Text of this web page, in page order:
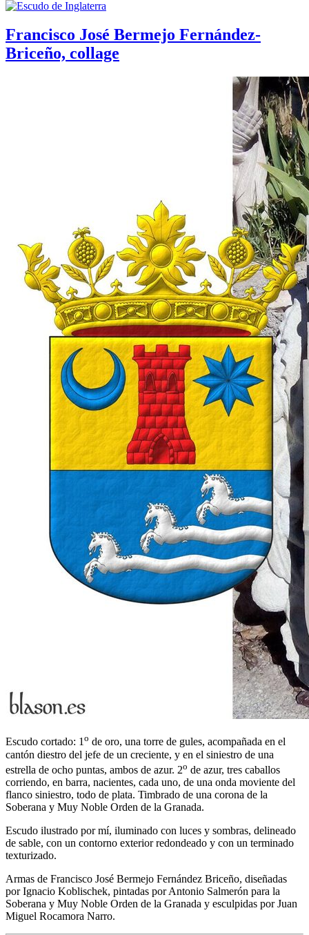
Francisco José Bermejo Fernández-
Briceño, collage
Escudo cortado: 1o de oro, una torre de gules, acompañada en el
cantón diestro del jefe de un creciente, y en el siniestro de una
estrella de ocho puntas, ambos de azur. 2o de azur, tres caballos
corriendo, en barra, nacientes, cada uno, de una onda moviente del
flanco siniestro, todo de plata. Timbrado de una corona de la
Soberana y Muy Noble Orden de la Granada.
Escudo ilustrado por mí, iluminado con luces y sombras, delineado
de sable, con un contorno exterior redondeado y con un terminado
texturizado.
Armas de Francisco José Bermejo Fernández Briceño, diseñadas
por Ignacio Koblischek, pintadas por Antonio Salmerón para la
Soberana y Muy Noble Orden de la Granada y esculpidas por Juan
Miguel Rocamora Narro.